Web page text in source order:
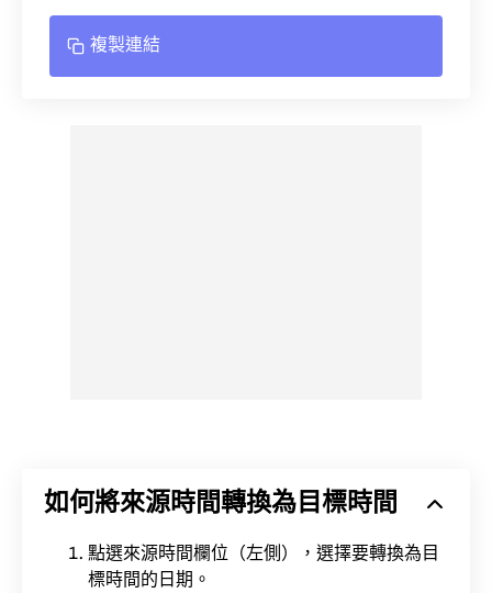
複製連結
如何將來源時間轉換為目標時間
點選來源時間欄位（左側），選擇要轉換為目
標時間的日期。